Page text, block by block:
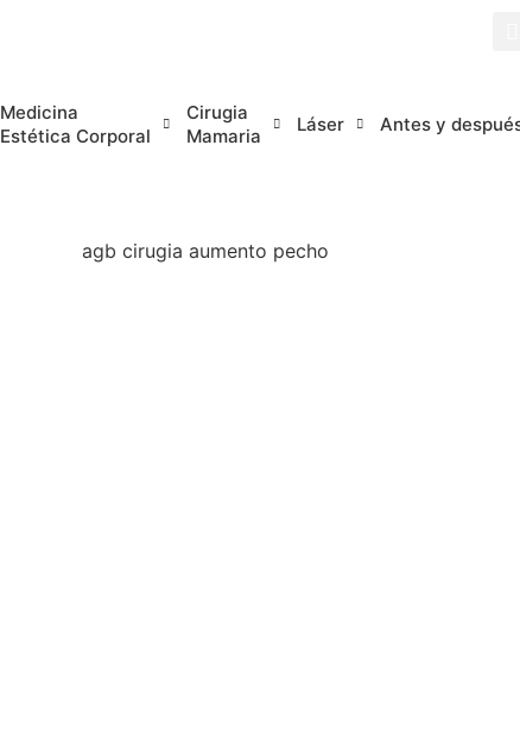
Medicina
Estética Corporal
Cirugia
Mamaria
Láser Antes y